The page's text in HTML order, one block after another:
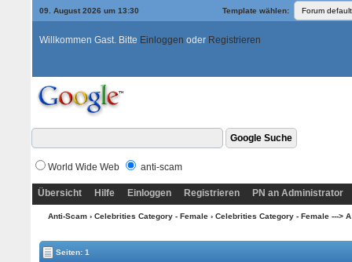
09. August 2026 um 13:30 Template wählen:
Willkommen Gast. Bitte Einloggen oder Registrieren
World Wide Web anti-scam
Übersicht Hilfe Einloggen Registrieren PN an Administrator
Anti-Scam› Celebrities Category - Female› Celebrities Category - Female ---> A
Seiten: 1